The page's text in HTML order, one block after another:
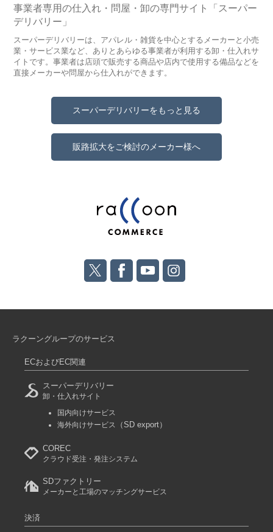
事業者専用の仕入れ・問屋・卸の専門サイト「スーパー
デリバリー」
スーパーデリバリーは、アパレル・雑貨を中心とするメーカーと小売
業・サービス業など、ありとあらゆる事業者が利用する卸・仕入れサ
イトです。事業者は店頭で販売する商品や店内で使用する備品などを
直接メーカーや問屋から仕入れができます。
スーパーデリバリーをもっと見る
販路拡大をご検討のメーカー様へ
ラクーングループのサービス
ECおよびEC関連
スーパーデリバリー
卸・仕入れサイト
国内向けサービス
海外向けサービス
（SD export）
COREC
クラウド受注・発注システム
SDファクトリー
メーカーと工場のマッチングサービス
決済